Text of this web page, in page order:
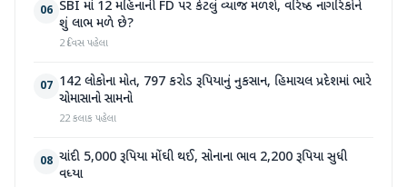
06 SBI માં 12 મહિનાની FD પર કેટલું વ્યાજ મળશે, વરિષ્ઠ નાગરિકોને
શું લાભ મળે છે?
2 દિવસ પહેલા
07 142 લોકોના મોત, 797 કરોડ રૂપિયાનું નુકસાન, હિમાચલ પ્રદેશમાં ભારે
ચોમાસાનો સામનો
22 કલાક પહેલા
08 ચાંદી 5,000 રૂપિયા મોંઘી થઈ, સોનાના ભાવ 2,200 રૂપિયા સુધી
વધ્યા